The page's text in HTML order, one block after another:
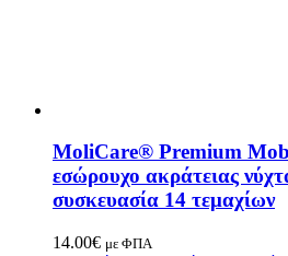
MoliCare® Premium
εσώρουχο ακράτειας
συσκευασία 14 τεμαχίων
14.00€ με ΦΠΑ